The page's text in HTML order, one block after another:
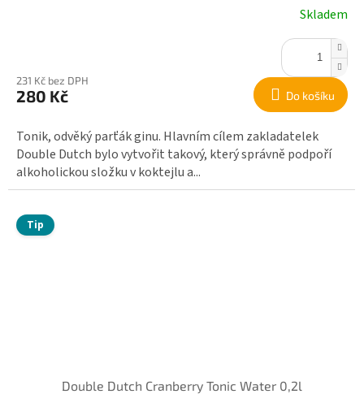
Skladem
231 Kč bez DPH
280 Kč Do košíku
Tonik, odvěký parťák ginu. Hlavním cílem zakladatelek
Double Dutch bylo vytvořit takový, který správně podpoří
alkoholickou složku v koktejlu a...
Tip
Double Dutch Cranberry Tonic Water 0,2l